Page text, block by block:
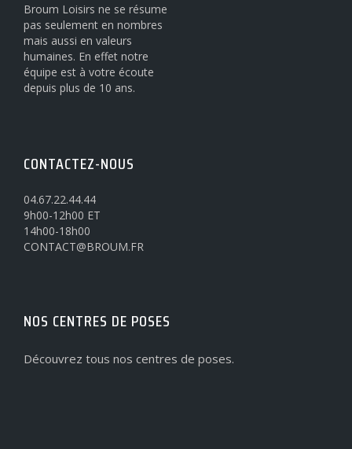
Broum Loisirs ne se résume
pas seulement en nombres
mais aussi en valeurs
humaines. En effet notre
équipe est à votre écoute
depuis plus de 10 ans.
CONTACTEZ-NOUS
04.67.22.44.44
9h00-12h00 ET
14h00-18h00
CONTACT@BROUM.FR
NOS CENTRES DE POSES
Découvrez tous nos centres de poses.